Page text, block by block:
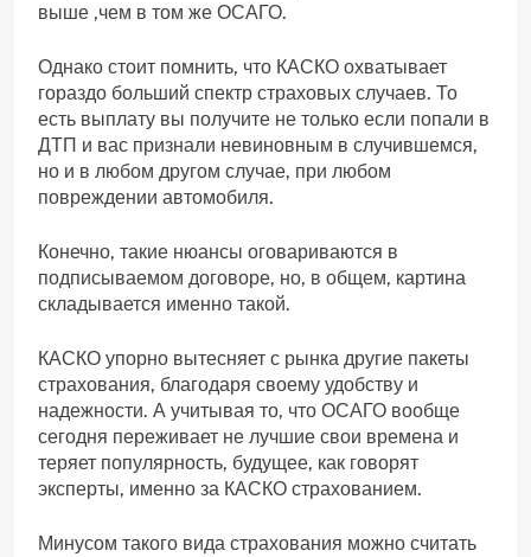
выше ,чем в том же ОСАГО.
Однако стоит помнить, что КАСКО охватывает
гораздо больший спектр страховых случаев. То
есть выплату вы получите не только если попали в
ДТП и вас признали невиновным в случившемся,
но и в любом другом случае, при любом
повреждении автомобиля.
Конечно, такие нюансы оговариваются в
подписываемом договоре, но, в общем, картина
складывается именно такой.
КАСКО упорно вытесняет с рынка другие пакеты
страхования, благодаря своему удобству и
надежности. А учитывая то, что ОСАГО вообще
сегодня переживает не лучшие свои времена и
теряет популярность, будущее, как говорят
эксперты, именно за КАСКО страхованием.
Минусом такого вида страхования можно считать